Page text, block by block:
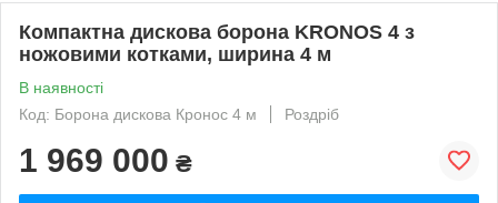
Компактна дискова борона KRONOS 4 з
ножовими котками, ширина 4 м
В наявності
Код: Борона дискова Кронос 4 м
Роздріб
1 969 000 ₴